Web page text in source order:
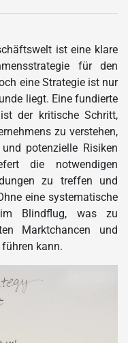
ist eine klare
für den
eine Strategie ist nur
liegt. Eine fundierte
ist der kritische Schritt,
zu verstehen,
potenzielle Risiken
die notwendigen
zu treffen und
eine systematische
im Blindflug, was zu
Marktchancen und
kann.